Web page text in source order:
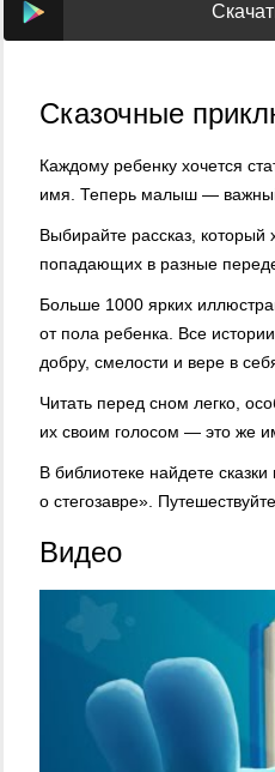
Сказочные
Каждому ребенку хочется
имя. Теперь малыш —
Выбирайте рассказ,
попадающих в разные
Больше 1000 ярких
от пола ребенка. Все
добру, смелости и вере в
Читать перед сном легко,
их своим голосом — это же
В библиотеке найдете
о стегозавре».
Видео